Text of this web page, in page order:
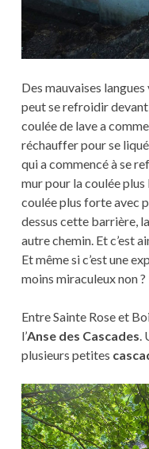
Des mauvaises
peut se refroidir devant
coulée de lave a
réchauffer pour se
qui a commencé à se
mur pour la coulée plus
coulée plus forte avec
dessus cette barrière,
autre chemin. Et c’est
Et même si c’est une
moins miraculeux non ?
Entre Sainte Rose et
l’Anse des Cascades
plusieurs petites